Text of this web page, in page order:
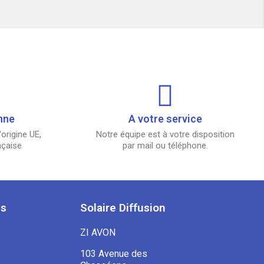
UE,
A votre service
Notre équipe est à votre disposition
par mail ou téléphone.
Solaire Diffusion
ZI AVON
103 Avenue des